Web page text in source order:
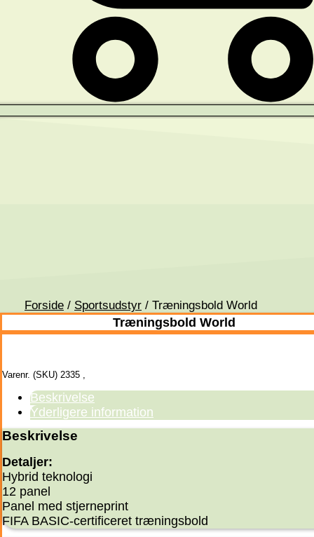
Forside / Sportsudstyr / Træningsbold World
Træningsbold World
Varenr. (SKU) 2335 ,
Beskrivelse
Yderligere information
Beskrivelse
Detaljer:
Hybrid teknologi
12 panel
Panel med stjerneprint
FIFA BASIC-certificeret træningsbold